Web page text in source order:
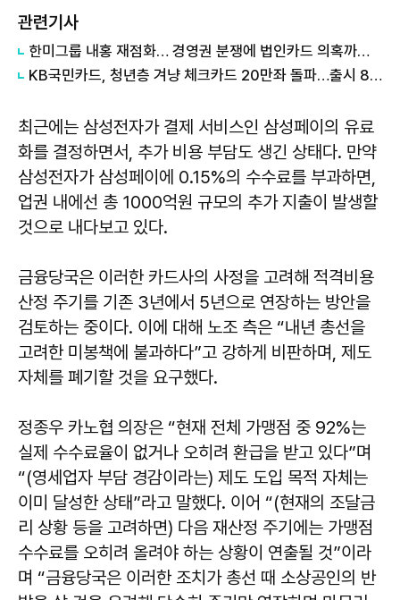
관련기사
한미그룹 내홍 재점화… 경영권 분쟁에 법인카드 의혹까지 '악재 지속'
KB국민카드, 청년층 겨냥 체크카드 20만좌 돌파…출시 8개월만
최근에는 삼성전자가 결제 서비스인 삼성페이의 유료
화를 결정하면서, 추가 비용 부담도 생긴 상태다. 만약
삼성전자가 삼성페이에 0.15%의 수수료를 부과하면,
업권 내에선 총 1000억원 규모의 추가 지출이 발생할
것으로 내다보고 있다.
금융당국은 이러한 카드사의 사정을 고려해 적격비용
산정 주기를 기존 3년에서 5년으로 연장하는 방안을
검토하는 중이다. 이에 대해 노조 측은 “내년 총선을
고려한 미봉책에 불과하다”고 강하게 비판하며, 제도
자체를 폐기할 것을 요구했다.
정종우 카노협 의장은 “현재 전체 가맹점 중 92%는
실제 수수료율이 없거나 오히려 환급을 받고 있다”며
“(영세업자 부담 경감이라는) 제도 도입 목적 자체는
이미 달성한 상태”라고 말했다. 이어 “(현재의 조달금
리 상황 등을 고려하면) 다음 재산정 주기에는 가맹점
수수료를 오히려 올려야 하는 상황이 연출될 것”이라
며 “금융당국은 이러한 조치가 총선 때 소상공인의 반